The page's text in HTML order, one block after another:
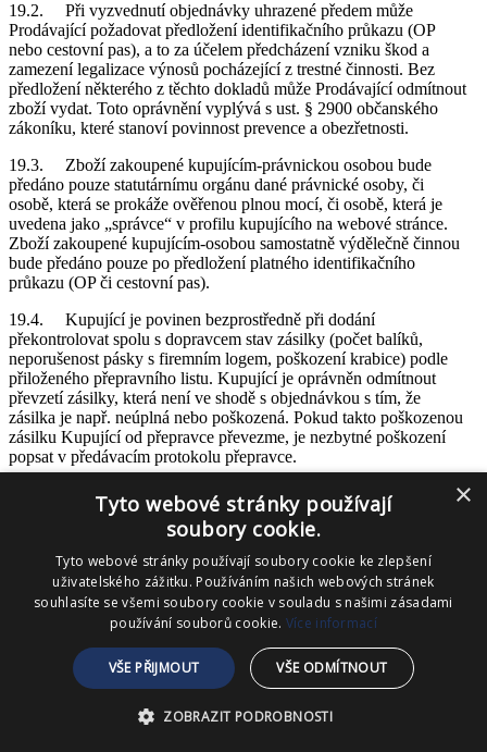
19.2. Při vyzvednutí objednávky uhrazené předem může
Prodávající požadovat předložení identifikačního průkazu (OP
nebo cestovní pas), a to za účelem předcházení vzniku škod a
zamezení legalizace výnosů pocházející z trestné činnosti. Bez
předložení některého z těchto dokladů může Prodávající odmítnout
zboží vydat. Toto oprávnění vyplývá s ust. § 2900 občanského
zákoníku, které stanoví povinnost prevence a obezřetnosti.
19.3. Zboží zakoupené kupujícím-právnickou osobou bude
předáno pouze statutárnímu orgánu dané právnické osoby, či
osobě, která se prokáže ověřenou plnou mocí, či osobě, která je
uvedena jako „správce“ v profilu kupujícího na webové stránce.
Zboží zakoupené kupujícím-osobou samostatně výdělečně činnou
bude předáno pouze po předložení platného identifikačního
průkazu (OP či cestovní pas).
19.4. Kupující je povinen bezprostředně při dodání
překontrolovat spolu s dopravcem stav zásilky (počet balíků,
neporušenost pásky s firemním logem, poškození krabice) podle
přiloženého přepravního listu. Kupující je oprávněn odmítnout
převzetí zásilky, která není ve shodě s objednávkou s tím, že
zásilka je např. neúplná nebo poškozená. Pokud takto poškozenou
zásilku Kupující od přepravce převezme, je nezbytné poškození
popsat v předávacím protokolu přepravce.
19.5. Neúplnou nebo poškozenou zásilku je nutno neprodleně
oznámit e-mailem na adresu dobris@almma.cz, sepsat s
dopravcem škodní protokol a tento bez zbytečného odkladu zaslat
e-mailem nebo poštou Prodávajícímu. Dodatečná reklamace
neúplnosti nebo vnějšího poškození zásilky nezbavuje Kupujícího
práva věc reklamovat, dává však Prodávajícímu možnost prokázat,
že se nejedná o rozpor s objednávkou.
20. Záruční podmínky
×
Tyto webové stránky používají
soubory cookie.
Tyto webové stránky používají soubory cookie ke zlepšení
uživatelského zážitku. Používáním našich webových stránek
souhlasíte se všemi soubory cookie v souladu s našimi zásadami
používání souborů cookie. Více informací
VŠE PŘIJMOUT VŠE ODMÍTNOUT
ZOBRAZIT PODROBNOSTI